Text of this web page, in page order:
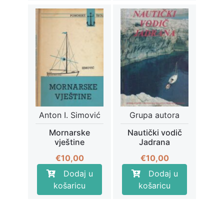
€8,00.
€3,50.
Anton I. Simović
Mornarske
vještine
€10,00
Dodaj u
košaricu
Grupa autora
Nautički vodič
Jadrana
€10,00
Dodaj u
košaricu